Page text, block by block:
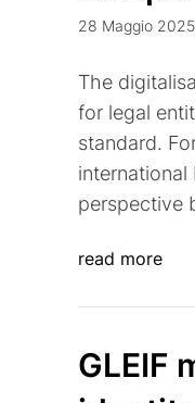
28 Maggio 2025
The
for legal
standard.
perspective
read more
GLEIF